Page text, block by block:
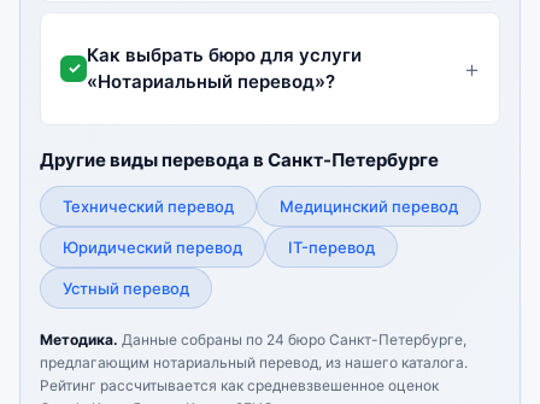
Как выбрать бюро для услуги
«Нотариальный перевод»?
Другие виды перевода в Санкт-Петербурге
Технический перевод Медицинский перевод
Юридический перевод IT-перевод
Устный перевод
Методика. Данные собраны по 24 бюро Санкт-Петербурге,
предлагающим нотариальный перевод, из нашего каталога.
Рейтинг рассчитывается как средневзвешенное оценок